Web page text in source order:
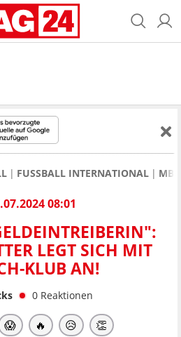
FUSSBALL INTERNATIONAL
08:01
LEGT SICH MIT
KLUB AN!
0 Reaktionen
😱 🔥 😥 👏